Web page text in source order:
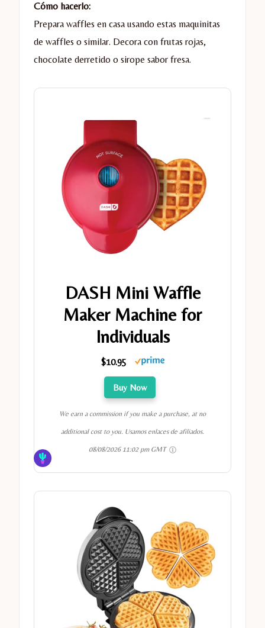
Cómo hacerlo:
Prepara waffles en casa usando estas maquinitas
de waffles o similar. Decora con frutas rojas,
chocolate derretido o sirope sabor fresa.
DASH Mini Waffle
Maker Machine for
Individuals
$10.95
Buy Now
We earn a commission if you make a purchase, at no
additional cost to you. Usamos enlaces de afiliados.
08/08/2026 11:02 pm GMT